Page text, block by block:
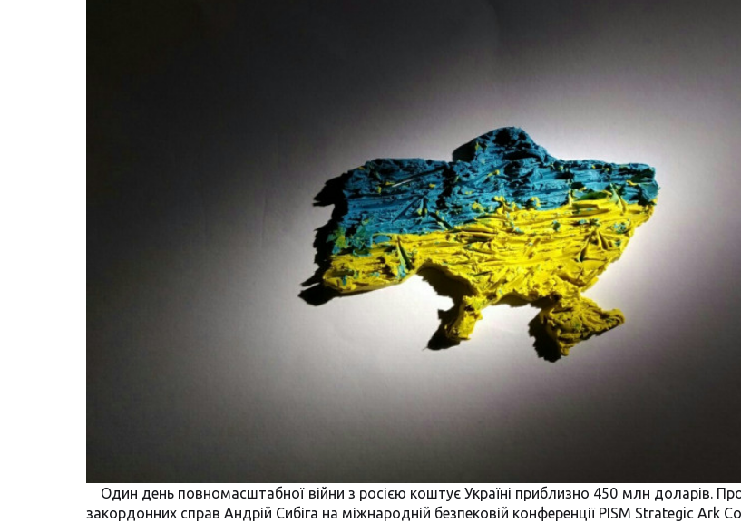
Один день повномасштабної війни з росією коштує Україні приблизно 450 млн доларів.
закордонних справ Андрій Сибіга на міжнародній безпековій конференції PISM Strategic Ark